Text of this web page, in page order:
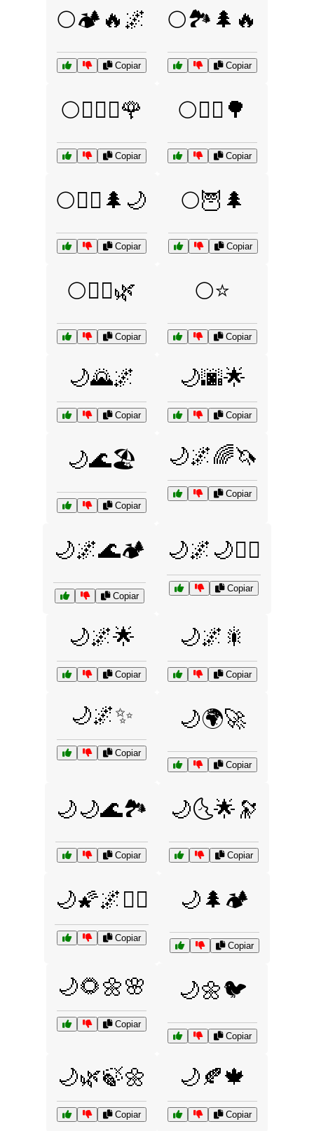
🌕🏕️🔥🌌
Copiar
🌕🏞️🌲🔥
Copiar
🌕👩‍❤️‍👨🌹
Copiar
🌕🚴‍♂️🌳
Copiar
🌕🚶‍♂️🌲🌙
Copiar
🌕🦉🌲
Copiar
🌕🧘‍♀️🌿
Copiar
🌕⭐
Copiar
🌙🌄🌌
Copiar
🌙🌆🌟
Copiar
🌙🌊🏖️
Copiar
🌙🌌🌈🦄
Copiar
🌙🌌🌊🏕️
Copiar
🌙🌌🌙🧚‍♀️
Copiar
🌙🌌🌟
Copiar
🌙🌌🎇
Copiar
🌙🌌✨
Copiar
🌙🌍🚀
Copiar
🌙🌙🌊🏞️
Copiar
🌙🌜🌟🔭
Copiar
🌙🌠🌌🧘‍♀️
Copiar
🌙🌲🏕️
Copiar
🌙🌻🌼🌸
Copiar
🌙🌼🐦
Copiar
🌙🌿🍃🌼
Copiar
🌙🍂🍁
Copiar